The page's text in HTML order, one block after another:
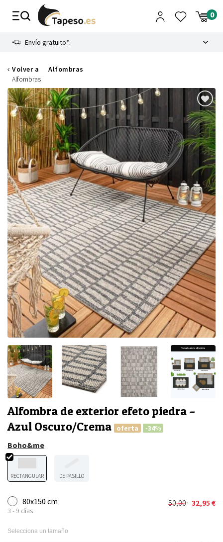
Envío gratuito*.
Volver a
Alfombras
Alfombras
Alfombra de exterior efeto piedra –
Azul Oscuro/Crema
oferta -34%
Boho&me
RECTANGULAR DE PASILLO
80x150 cm
3 - 9 días
50,00
El 32,95 €
El
Selecciona un tamaño